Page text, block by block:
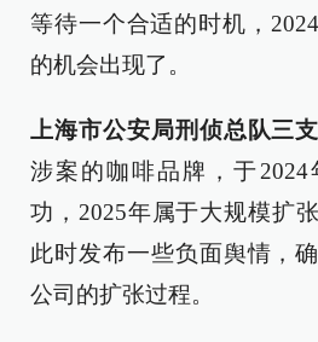
等待一个合适的时机，
的机会出现了。
上海市公安局刑侦总队三
涉案的咖啡品牌，于
功，2025年属于大规模扩
此时发布一些负面舆情，
公司的扩张过程。